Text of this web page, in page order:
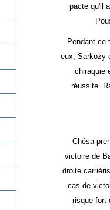
pacte qu'il
Pendant ce
eux, Sarkozy
chiraquie
réussite.
Chésa
victoire de
droite
cas de
risque fort